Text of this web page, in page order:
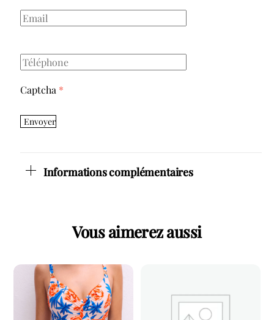
Captcha *
Envoyer
Informations complémentaires
Vous aimerez aussi